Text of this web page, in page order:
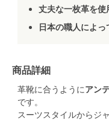
丈夫な一枚革を使
日本の職人によ
商品詳細
革靴に合うようにアン
です。
スーツスタイルからジ